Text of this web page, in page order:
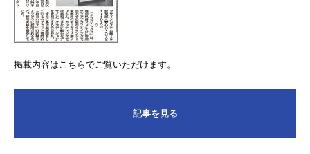
掲載内容はこちらでご覧いただけます。
記事を見る